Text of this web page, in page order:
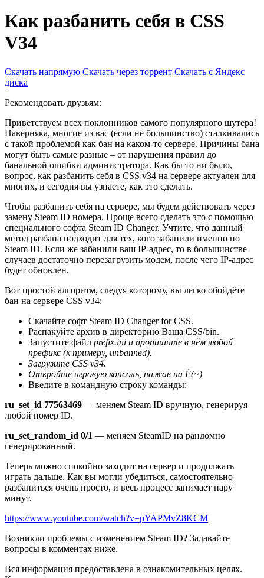
Как разбанить себя в CSS
V34
Скачать напрямую Скачать через торрент Скачать с Яндекс
диска
Рекомендовать друзьям:
Приветствуем всех поклонников самого популярного шутера!
Наверняка, многие из вас (если не большинство) сталкивались
с такой проблемой как бан на каком-то сервере. Причины бана
могут быть самые разные – от нарушения правил до
банальной ошибки администратора. Как бы то ни было,
вопрос, как разбанить себя в CSS v34 на сервере актуален для
многих, и сегодня вы узнаете, как это сделать.
Чтобы разбанить себя на сервере, мы будем действовать через
замену Steam ID номера. Проще всего сделать это с помощью
специального софта Steam ID Changer. Учтите, что данный
метод разбана подходит для тех, кого забанили именно по
Steam ID. Если же забанили ваш IP-адрес, то в большинстве
случаев достаточно перезагрузить модем, после чего IP-адрес
будет обновлен.
Вот простой алгоритм, следуя которому, вы легко обойдёте
бан на сервере CSS v34:
Скачайте софт Steam ID Changer for CSS.
Распакуйте архив в директорию Ваша CSS/bin.
Запустите файл prefix.ini и пропишите в нём любой
префикс (к примеру, unbanned).
Загрузите CSS v34.
Откройте игровую консоль, нажав на Ё(~)
Введите в командную строку команды:
ru_set_id 77563469 — меняем Steam ID вручную, генерируя
любой номер ID.
ru_set_random_id 0/1 — меняем SteamID на рандомно
генерированный.
Теперь можно спокойно заходит на сервер и продолжать
играть дальше. Как вы могли убедиться, самостоятельно
разбаниться очень просто, и весь процесс занимает пару
минут.
https://www.youtube.com/watch?v=pYAPMvZ8KCM
Возникли проблемы с изменением Steam ID? Задавайте
вопросы в комментах ниже.
Вся информация предоставлена в ознакомительных целях.